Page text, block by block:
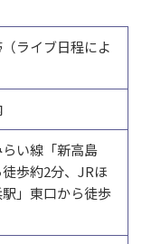
ライブ日程によ
い線「新高島
歩約2分、JRほ
」東口から徒歩